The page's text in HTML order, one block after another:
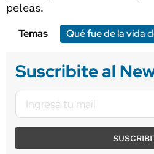
peleas.
Temas
Qué fue de la vida
Suscribite al